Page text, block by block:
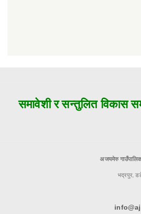
समावेशी र सन्तुलित विकास
अजयमेरु
भद्रपुर,